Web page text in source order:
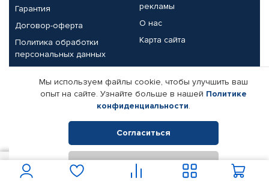
Гарантия
Договор-оферта
Политика обработки
персональных данных
рекламы
О нас
Карта сайта
Партнерам
Корпоративным клиентам
Поставщикам
Реквизиты компании
© КАМАЗ ЦЕНТР ДОНЕЦК, 2015-2026. Все права защищены.
Интернет-магазин автомобильных товаров Автопрофи.
Мы используем файлы cookie, чтобы улучшить ваш
опыт на сайте. Узнайте больше в нашей Политике
конфиденциальности.
Согласиться
Отклонить
В корзину